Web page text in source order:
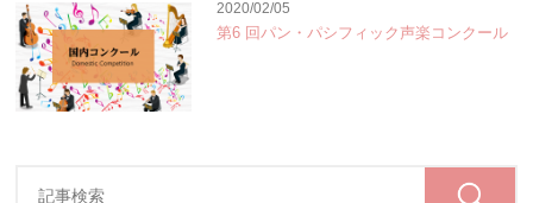
2020/02/05
第6 回パン・パシフィック声楽コンクール